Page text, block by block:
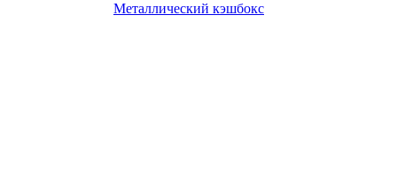
Металлический кэшбокс